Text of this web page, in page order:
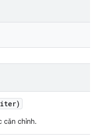
căn chỉnh.